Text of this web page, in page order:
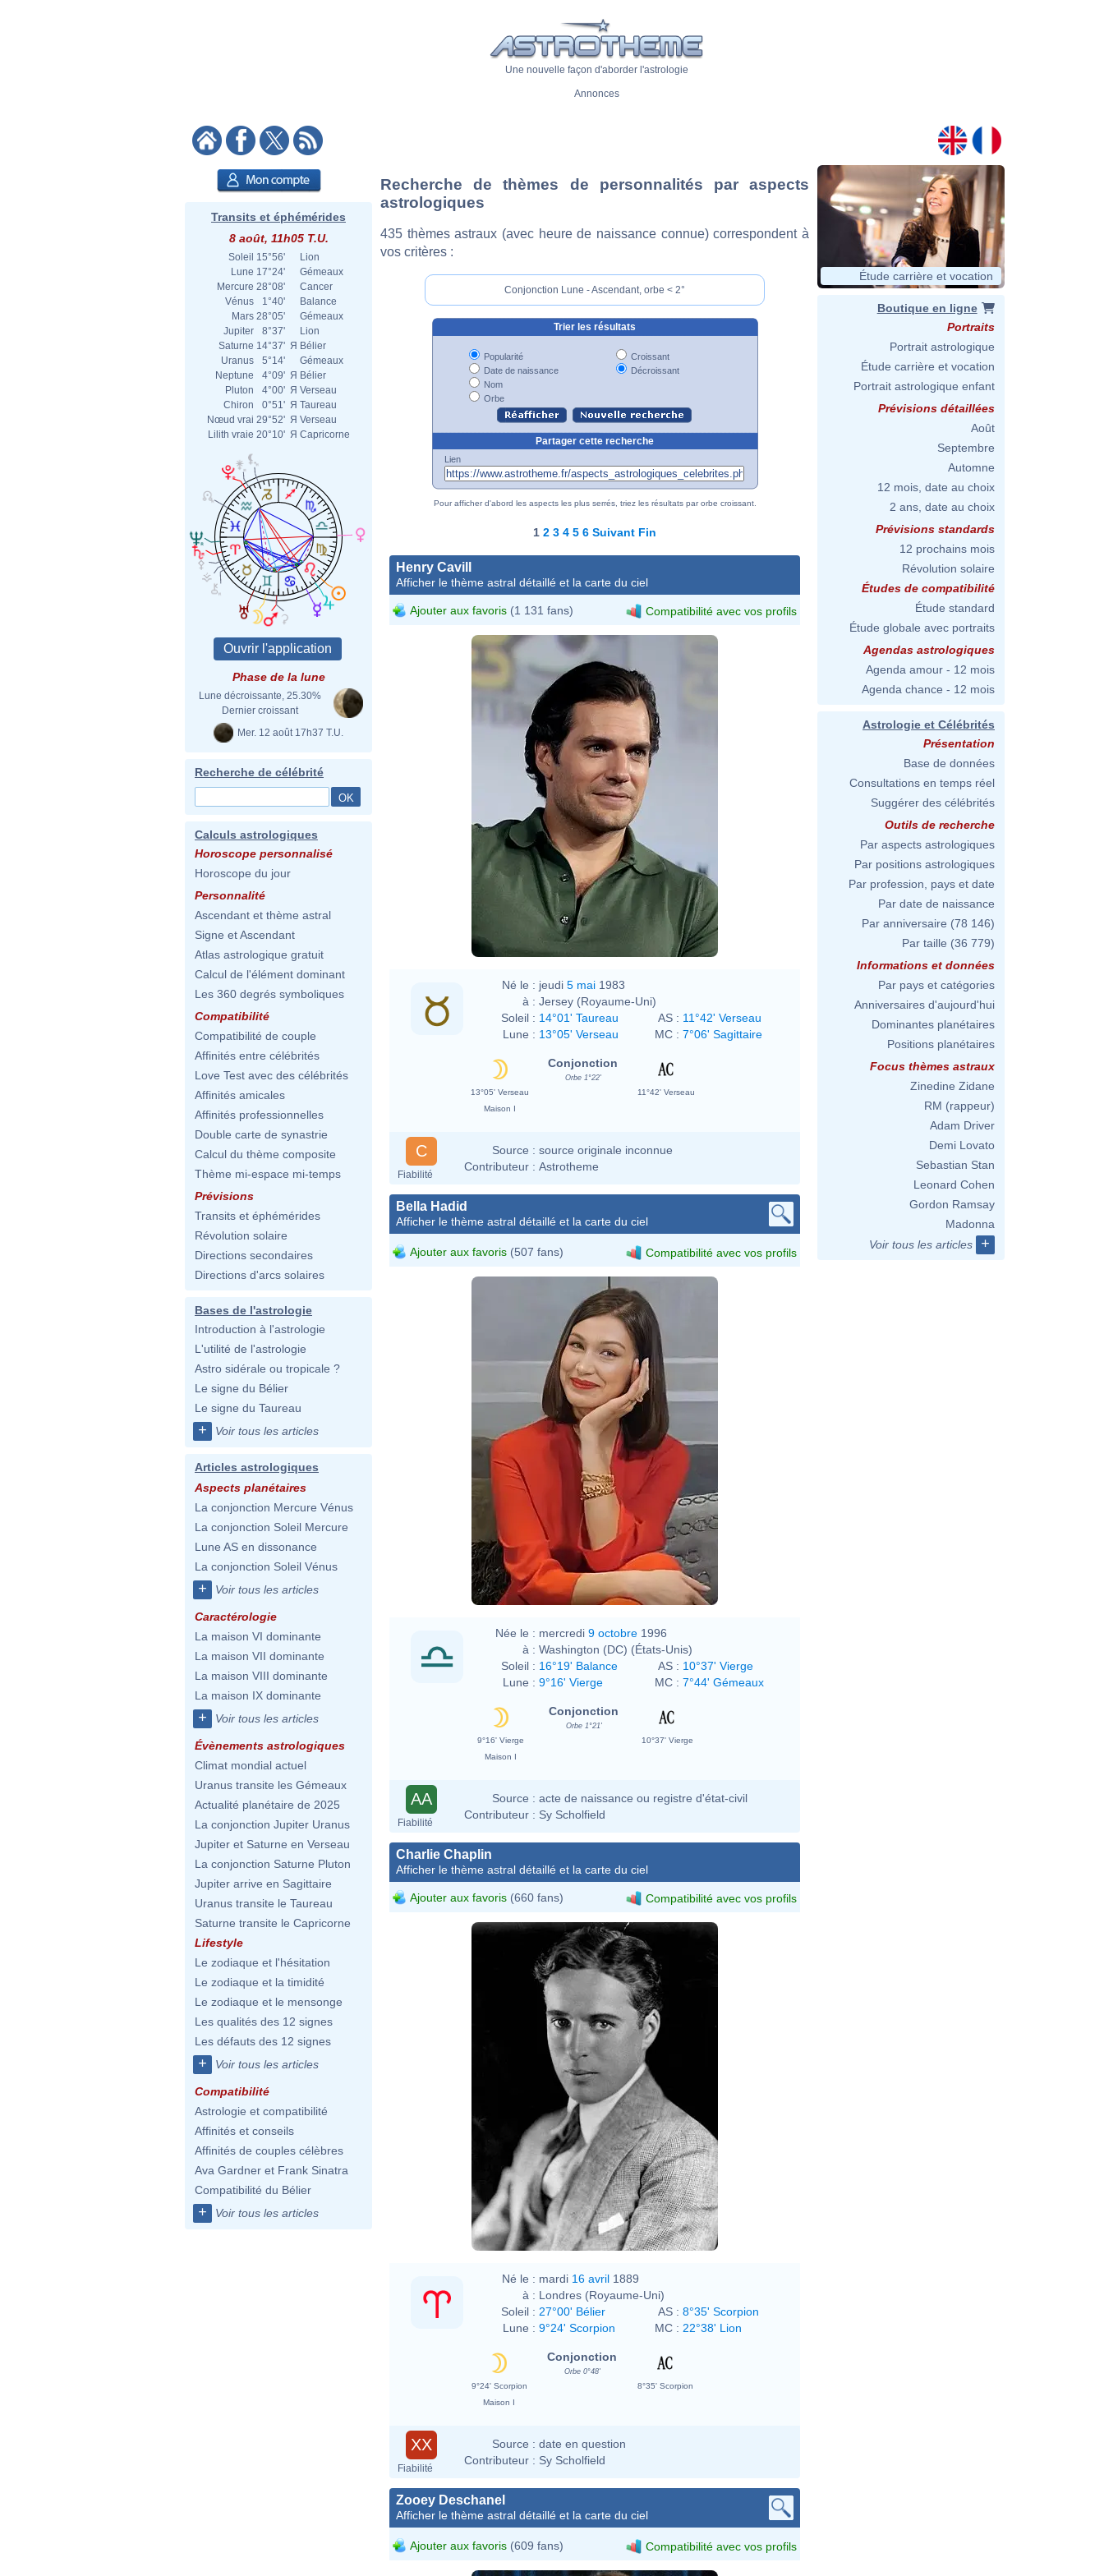
Une nouvelle façon d'aborder l'astrologie
Annonces
Transits et éphémérides
8 août, 11h05 T.U.
Soleil 15°56'
Lion
Lune 17°24'
Gémeaux
Mercure 28°08'
Cancer
Vénus
1°40'
Balance
Mars 28°05'
Gémeaux
Jupiter
8°37'
Lion
Saturne 14°37' Я Bélier
Uranus
5°14'
Gémeaux
Neptune
4°09' Я Bélier
Pluton
4°00' Я Verseau
Chiron
0°51' Я Taureau
Nœud vrai 29°52' Я Verseau
Lilith vraie 20°10' Я Capricorne
Phase de la lune
Lune décroissante, 25.30%
Dernier croissant
Mer. 12 août 17h37 T.U.
Recherche de célébrité
Calculs astrologiques
Horoscope personnalisé
Horoscope du jour
Personnalité
Ascendant et thème astral
Signe et Ascendant
Atlas astrologique gratuit
Calcul de l'élément dominant
Les 360 degrés symboliques
Compatibilité
Compatibilité de couple
Affinités entre célébrités
Love Test avec des célébrités
Affinités amicales
Affinités professionnelles
Double carte de synastrie
Calcul du thème composite
Thème mi-espace mi-temps
Prévisions
Transits et éphémérides
Révolution solaire
Directions secondaires
Directions d'arcs solaires
Bases de l'astrologie
Introduction à l'astrologie
L'utilité de l'astrologie
Astro sidérale ou tropicale ?
Le signe du Bélier
Le signe du Taureau
+ Voir tous les articles
Articles astrologiques
Aspects planétaires
La conjonction Mercure Vénus
La conjonction Soleil Mercure
Lune AS en dissonance
La conjonction Soleil Vénus
+ Voir tous les articles
Caractérologie
La maison VI dominante
La maison VII dominante
La maison VIII dominante
La maison IX dominante
+ Voir tous les articles
Évènements astrologiques
Climat mondial actuel
Uranus transite les Gémeaux
Actualité planétaire de 2025
La conjonction Jupiter Uranus
Jupiter et Saturne en Verseau
La conjonction Saturne Pluton
Jupiter arrive en Sagittaire
Uranus transite le Taureau
Saturne transite le Capricorne
Lifestyle
Le zodiaque et l'hésitation
Le zodiaque et la timidité
Le zodiaque et le mensonge
Les qualités des 12 signes
Les défauts des 12 signes
+ Voir tous les articles
Compatibilité
Astrologie et compatibilité
Affinités et conseils
Affinités de couples célèbres
Ava Gardner et Frank Sinatra
Compatibilité du Bélier
+ Voir tous les articles
Recherche de thèmes de personnalités par aspects
astrologiques
435 thèmes astraux (avec heure de naissance connue) correspondent à
vos critères :
Conjonction Lune - Ascendant, orbe < 2°
Trier les résultats
Popularité
Date de naissance
Nom
Orbe
Croissant
Décroissant
Partager cette recherche
Lien
Pour afficher d'abord les aspects les plus serrés, triez les résultats par orbe croissant.
1 2 3 4 5 6 Suivant Fin
Henry Cavill
Afficher le thème astral détaillé et la carte du ciel
Ajouter aux favoris (1 131 fans) Compatibilité avec vos profils
Né le : jeudi 5 mai 1983
à : Jersey (Royaume-Uni)
Soleil : 14°01' Taureau AS : 11°42' Verseau
Lune : 13°05' Verseau MC : 7°06' Sagittaire
Conjonction
Orbe 1°22'
13°05' Verseau
11°42' Verseau
Maison I
C
Fiabilité
Source : source originale inconnue
Contributeur : Astrotheme
Bella Hadid
Afficher le thème astral détaillé et la carte du ciel
Ajouter aux favoris (507 fans) Compatibilité avec vos profils
Née le : mercredi 9 octobre 1996
à : Washington (DC) (États-Unis)
Soleil : 16°19' Balance AS : 10°37' Vierge
Lune : 9°16' Vierge MC : 7°44' Gémeaux
Conjonction
Orbe 1°21'
9°16' Vierge
10°37' Vierge
Maison I
AA
Fiabilité
Source : acte de naissance ou registre d'état-civil
Contributeur : Sy Scholfield
Charlie Chaplin
Afficher le thème astral détaillé et la carte du ciel
Ajouter aux favoris (660 fans) Compatibilité avec vos profils
Né le : mardi 16 avril 1889
à : Londres (Royaume-Uni)
Soleil : 27°00' Bélier AS : 8°35' Scorpion
Lune : 9°24' Scorpion MC : 22°38' Lion
Conjonction
Orbe 0°48'
9°24' Scorpion
8°35' Scorpion
Maison I
XX
Fiabilité
Source : date en question
Contributeur : Sy Scholfield
Zooey Deschanel
Afficher le thème astral détaillé et la carte du ciel
Ajouter aux favoris (609 fans) Compatibilité avec vos profils
Étude carrière et vocation
Boutique en ligne
Portraits
Portrait astrologique
Étude carrière et vocation
Portrait astrologique enfant
Prévisions détaillées
Août
Septembre
Automne
12 mois, date au choix
2 ans, date au choix
Prévisions standards
12 prochains mois
Révolution solaire
Études de compatibilité
Étude standard
Étude globale avec portraits
Agendas astrologiques
Agenda amour - 12 mois
Agenda chance - 12 mois
Astrologie et Célébrités
Présentation
Base de données
Consultations en temps réel
Suggérer des célébrités
Outils de recherche
Par aspects astrologiques
Par positions astrologiques
Par profession, pays et date
Par date de naissance
Par anniversaire (78 146)
Par taille (36 779)
Informations et données
Par pays et catégories
Anniversaires d'aujourd'hui
Dominantes planétaires
Positions planétaires
Focus thèmes astraux
Zinedine Zidane
RM (rappeur)
Adam Driver
Demi Lovato
Sebastian Stan
Leonard Cohen
Gordon Ramsay
Madonna
Voir tous les articles
+